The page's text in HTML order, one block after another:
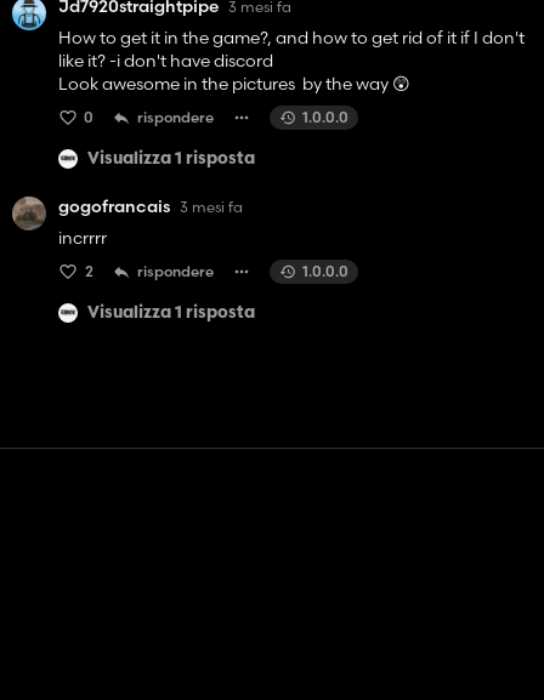
Jd7920straightpipe 3 mesi fa
How to get it in the game?, and how to get rid of it if I don't
like it? -i don't have discord
Look awesome in the pictures by the way 😲
0 rispondere 1.0.0.0
Visualizza 1 risposta
gogofrancais 3 mesi fa
incrrrr
2 rispondere 1.0.0.0
Visualizza 1 risposta